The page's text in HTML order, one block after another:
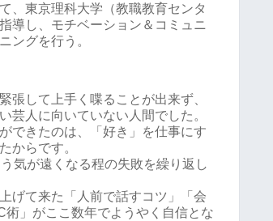
、東京理科大学（教職教育センタ
導し、モチベーション＆コミュニ
ングを行う。
張して上手く喋ることが出来ず、
芸人に向いていない人間でした。
できたのは、「好き」を仕事にす
からです。
気が遠くなる程の失敗を繰り返し
げて来た「人前で話すコツ」「会
」がここ数年でようやく自信とな